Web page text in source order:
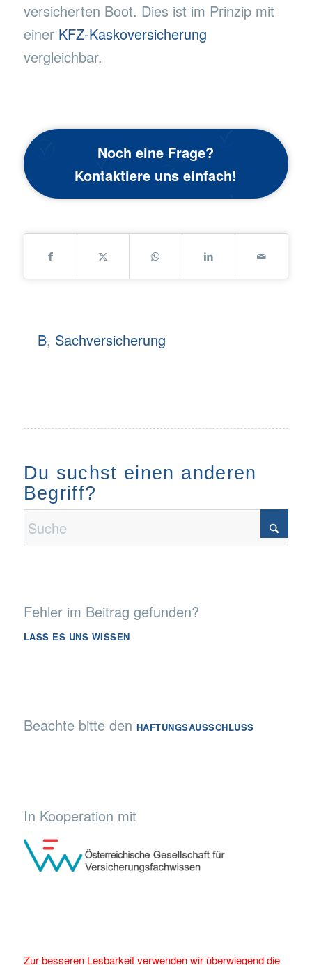
versicherten Boot. Dies ist im Prinzip mit
einer KFZ-Kaskoversicherung
vergleichbar.
Noch eine Frage?
Kontaktiere uns einfach!
B, Sachversicherung
Du suchst einen anderen
Begriff?
Fehler im Beitrag gefunden?
LASS ES UNS WISSEN
Beachte bitte den HAFTUNGSAUSSCHLUSS
In Kooperation mit
Zur besseren Lesbarkeit verwenden wir überwiegend die